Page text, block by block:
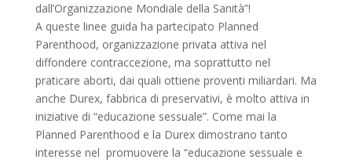
dall’Organizzazione Mondiale della Sanità”!
A queste linee guida ha partecipato Planned
Parenthood, organizzazione privata attiva nel
diffondere contraccezione, ma soprattutto nel
praticare aborti, dai quali ottiene proventi miliardari. Ma
anche Durex, fabbrica di preservativi, è molto attiva in
iniziative di “educazione sessuale”. Come mai la
Planned Parenthood e la Durex dimostrano tanto
interesse nel promuovere la “educazione sessuale e